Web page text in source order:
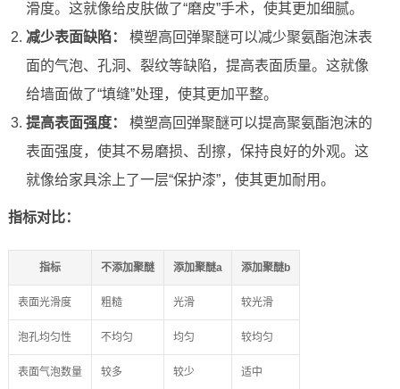
滑度。这就像给皮肤做了“磨皮”手术，使其更加细腻。
减少表面缺陷：
模塑高回弹聚醚可以减少聚氨酯泡沫表
面的气泡、孔洞、裂纹等缺陷，提高表面质量。这就像
给墙面做了“填缝”处理，使其更加平整。
提高表面强度：
模塑高回弹聚醚可以提高聚氨酯泡沫的
表面强度，使其不易磨损、刮擦，保持良好的外观。这
就像给家具涂上了一层“保护漆”，使其更加耐用。
指标对比：
指标 不添加聚醚 添加聚醚a 添加聚醚b
表面光滑度 粗糙 光滑 较光滑
泡孔均匀性 不均匀 均匀 较均匀
表面气泡数量 较多 较少 适中